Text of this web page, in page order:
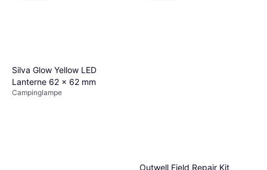
Silva Glow Yellow LED
Lanterne 62 x 62 mm
Campinglampe
Outwell Field Repair Kit